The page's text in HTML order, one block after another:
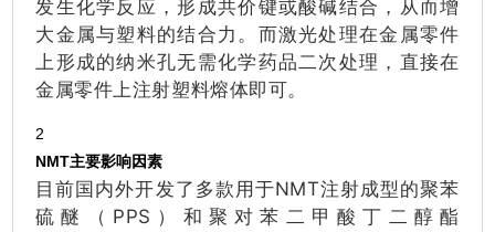
发生化学反应，形成共价键或酸碱结合，从而增
大金属与塑料的结合力。而激光处理在金属零件
上形成的纳米孔无需化学药品二次处理，直接在
金属零件上注射塑料熔体即可。
2
NMT主要影响因素
目前国内外开发了多款用于NMT注射成型的聚苯
硫醚（PPS）和聚对苯二甲酸丁二醇酯